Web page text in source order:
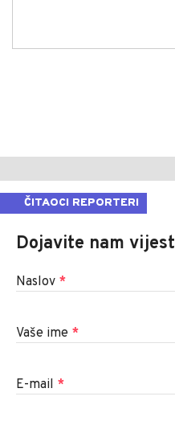
ČITAOCI REPORTERI
Dojavite nam vijest
Naslov *
Vaše ime *
E-mail *